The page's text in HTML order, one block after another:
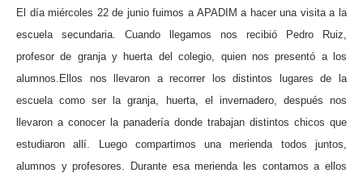
El día miércoles 22 de junio fuimos a APADIM a hacer una visita a la
escuela secundaria. Cuando llegamos nos recibió Pedro Ruiz,
profesor de granja y huerta del colegio, quien nos presentó a los
alumnos.Ellos nos llevaron a recorrer los distintos lugares de la
escuela como ser la granja, huerta, el invernadero, después nos
llevaron a conocer la panadería donde trabajan distintos chicos que
estudiaron allí. Luego compartimos una merienda todos juntos,
alumnos y profesores. Durante esa merienda les contamos a ellos